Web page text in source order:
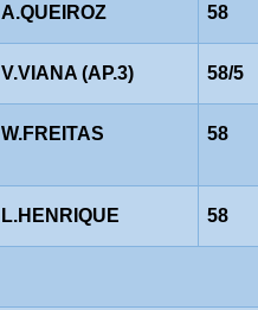
A.QUEIROZ 58
V.VIANA (AP.3) 58/5
W.FREITAS 58
L.HENRIQUE 58